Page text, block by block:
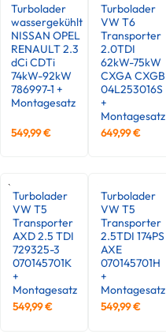
Turbolader
wassergekühlt
NISSAN OPEL
RENAULT 2.3
dCi CDTi
74kW-92kW
786997-1 +
Montagesatz
549,99€
Turbolader
VW T6
Transporter
2.0TDI
62kW-75kW
CXGA CXGB
04L253016S
+
Montagesatz
649,99€
Turbolader
VW T5
Transporter
AXD 2.5 TDI
729325-3
070145701K
+
Montagesatz
549,99€
Turbolader
VW T5
Transporter
2.5TDI 174PS
AXE
070145701H
+
Montagesatz
549,99€